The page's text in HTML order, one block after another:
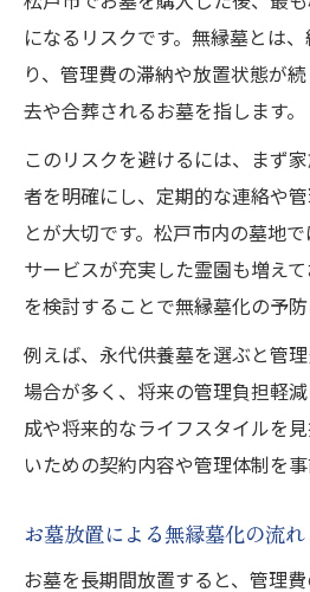
になるリスクです。無縁墓とは
り、管理費の滞納や放置状態が
去や合葬されるお墓を指します。
このリスクを避けるには、まず
者を明確にし、定期的な連絡や
とが大切です。松戸市内の墓地
サービスが充実した霊園も増え
を検討することで無縁墓化の予防
例えば、永代供養墓を選ぶと管
場合が多く、将来の管理負担軽
成や将来的なライフスタイルを
いための契約内容や管理体制を事
お墓放置による無縁墓化の流
お墓を長期間放置すると、管理費